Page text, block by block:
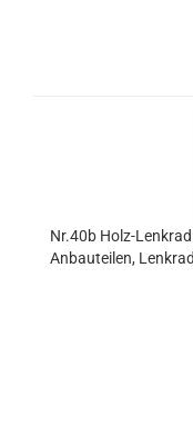
Nr.40b Holz-
Anbauteilen,